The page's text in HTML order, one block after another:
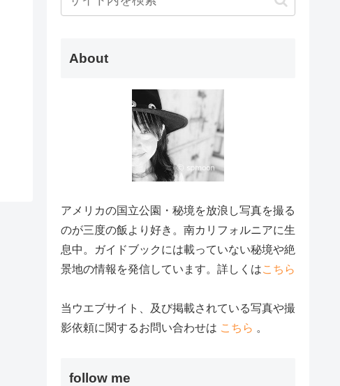
About
アメリカの国立公園・秘境を放浪し写真を撮る
のが三度の飯より好き。南カリフォルニアに生
息中。ガイドブックには載っていない秘境や絶
景地の情報を発信しています。詳しくはこちら
当ウエブサイト、及び掲載されている写真や撮
影依頼に関するお問い合わせは こちら 。
follow me